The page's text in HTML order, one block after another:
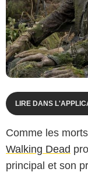
LIRE DANS
Comme les
Walking Dead
principal et son